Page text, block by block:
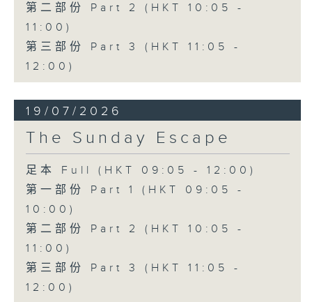
第二部份 Part 2 (HKT 10:05 -
11:00)
第三部份 Part 3 (HKT 11:05 -
12:00)
19/07/2026
The Sunday Escape
足本 Full (HKT 09:05 - 12:00)
第一部份 Part 1 (HKT 09:05 -
10:00)
第二部份 Part 2 (HKT 10:05 -
11:00)
第三部份 Part 3 (HKT 11:05 -
12:00)